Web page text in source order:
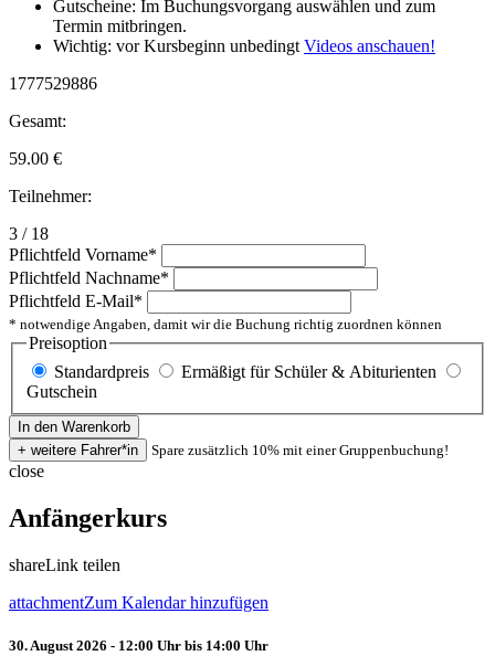
Gutscheine: Im Buchungsvorgang auswählen und zum
Termin mitbringen.
Wichtig: vor Kursbeginn unbedingtVideos anschauen!
1777529886
Gesamt:
59.00 €
Teilnehmer:
3 / 18
Pflichtfeld Vorname*
Pflichtfeld Nachname*
Pflichtfeld E-Mail*
* notwendige Angaben, damit wir die Buchung richtig zuordnen können
Preisoption
Standardpreis
Ermäßigt für Schüler & Abiturienten
Gutschein
Spare zusätzlich 10% mit einer Gruppenbuchung!
close
Anfängerkurs
shareLink teilen
attachmentZum Kalendar hinzufügen
30. August 2026 - 12:00 Uhr bis 14:00 Uhr